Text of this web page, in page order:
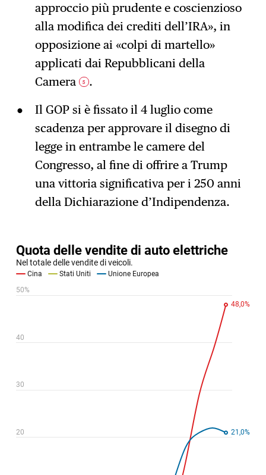
approccio più prudente e coscienzioso
alla modifica dei crediti dell’IRA», in
opposizione ai «colpi di martello»
applicati dai Repubblicani della
Camera
5 .
Il GOP si è fissato il 4 luglio come
scadenza per approvare il disegno di
legge in entrambe le camere del
Congresso, al fine di offrire a Trump
una vittoria significativa per i 250 anni
della Dichiarazione d’Indipendenza.